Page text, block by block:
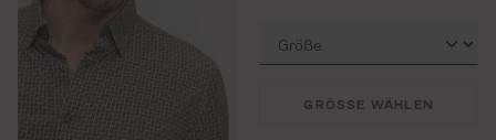
GRÖSSE WÄHLEN